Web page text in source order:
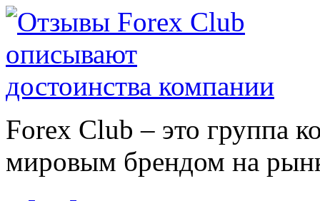
Forex Сlub – это группа
мировым брендом на